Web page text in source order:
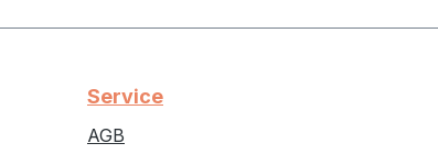
Service
AGB